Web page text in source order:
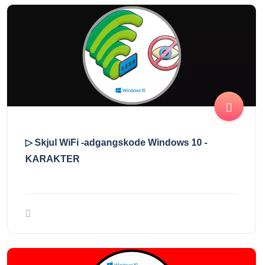
▷ Skjul WiFi -adgangskode Windows 10 -
KARAKTER